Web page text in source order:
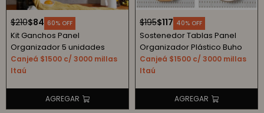
$84
$210 60
Kit Ganchos Panel
Organizador 5 unidades
Canjeá $1500 c/ 3000 millas
Itaú
$117
$195 40
Sostenedor Tablas Panel
Organizador Plástico Buho
Canjeá $1500 c/ 3000 millas
Itaú